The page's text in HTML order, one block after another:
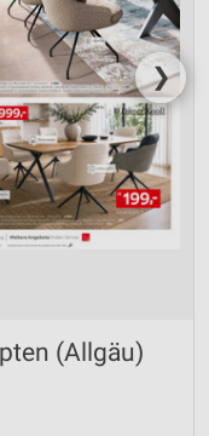
❯
(Allgäu)